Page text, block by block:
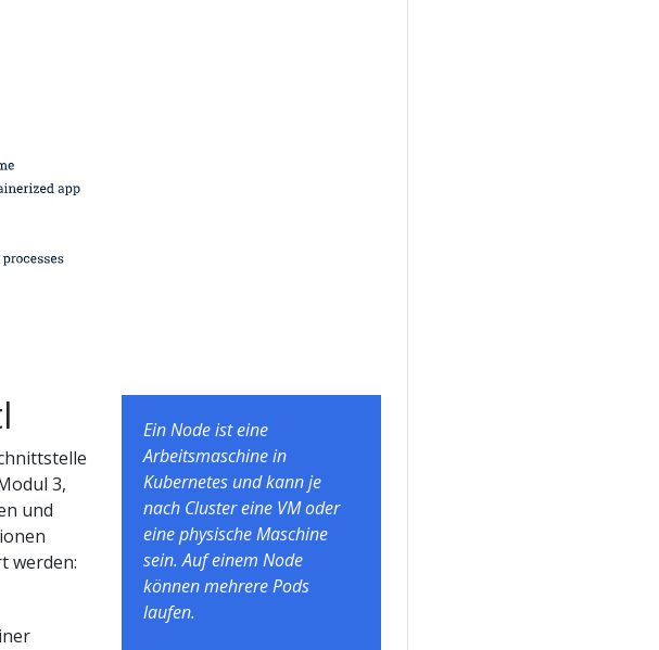
3,
und
werden:
Ein Node ist eine
Arbeitsmaschine in
Kubernetes und kann je
nach Cluster eine VM oder
eine physische Maschine
sein. Auf einem Node
können mehrere Pods
laufen.